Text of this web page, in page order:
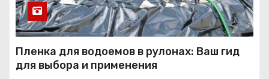
Пленка для водоемов в рулонах: Ваш гид
для выбора и применения